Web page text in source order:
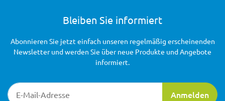
Bleiben Sie informiert
Newsletter-Registrierung
Anmelden
Abonnieren Sie jetzt einfach unseren regelmäßig erscheinenden
Newsletter und werden Sie über neue Produkte und Angebote
informiert.